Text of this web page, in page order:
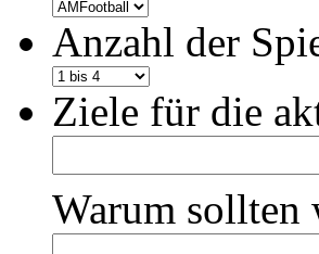
Anzahl der
Ziele für die
Warum sollten